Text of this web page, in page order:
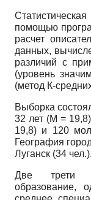
помощью
расчет
данных,
различий с
(уровень
(метод К-
Выборка
32 лет (М =
19,8) и 120
География
Луганск (34
Две трети
образование,